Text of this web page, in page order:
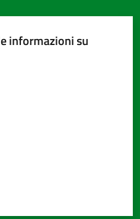
informazioni su